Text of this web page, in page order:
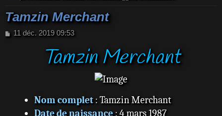
Tamzin Merchant
M11 déc. 2019 09:53
Tamzin Merchant
Nom complet: Tamzin Merchant
Date de naissance: 4 mars 1987